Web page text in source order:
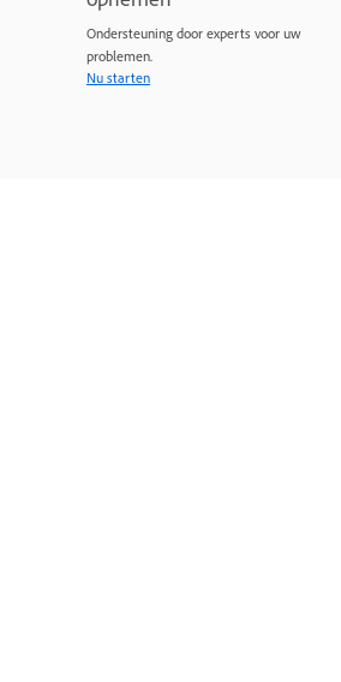
Ondersteuning door experts voor uw
problemen.
Nu starten